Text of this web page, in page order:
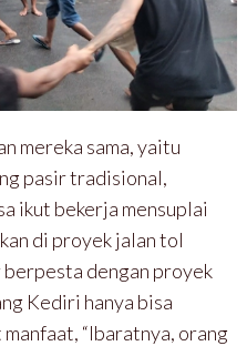
mereka sama, yaitu
pasir tradisional,
ikut bekerja mensuplai
di proyek jalan tol
dengan proyek
Kediri hanya bisa
“Ibaratnya, orang